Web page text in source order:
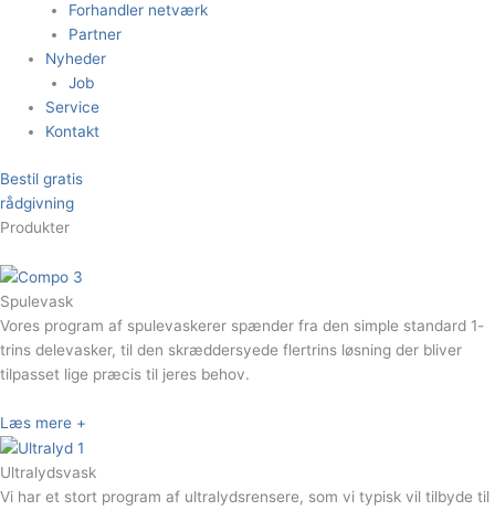
Forhandler netværk
Partner
Nyheder
Job
Service
Kontakt
Bestil gratis
rådgivning
Produkter
Spulevask
Vores program af spulevaskerer spænder fra den simple standard 1-
trins delevasker, til den skræddersyede flertrins løsning der bliver
tilpasset lige præcis til jeres behov.
Læs mere +
Ultralydsvask
Vi har et stort program af ultralydsrensere, som vi typisk vil tilbyde til